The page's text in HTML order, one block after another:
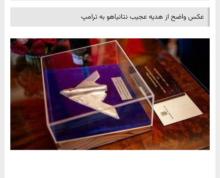
عکس واضح از هدیه‌ عجیب نتانیاهو به ترامپ